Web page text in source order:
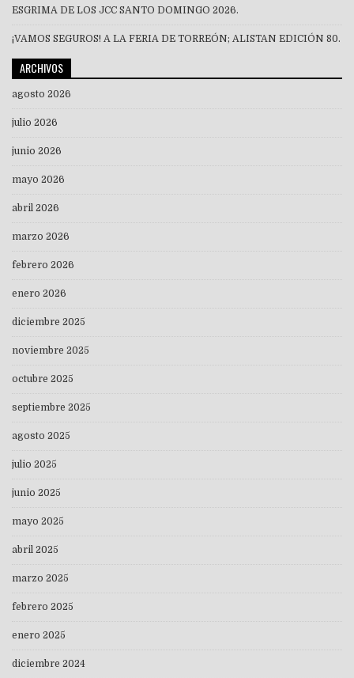
ESGRIMA DE LOS JCC SANTO DOMINGO 2026.
¡VAMOS SEGUROS! A LA FERIA DE TORREÓN; ALISTAN EDICIÓN 80.
ARCHIVOS
agosto 2026
julio 2026
junio 2026
mayo 2026
abril 2026
marzo 2026
febrero 2026
enero 2026
diciembre 2025
noviembre 2025
octubre 2025
septiembre 2025
agosto 2025
julio 2025
junio 2025
mayo 2025
abril 2025
marzo 2025
febrero 2025
enero 2025
diciembre 2024